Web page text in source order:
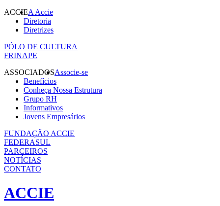
ACCIEA Accie
Diretoria
Diretrizes
PÓLO DE CULTURA
FRINAPE
ASSOCIADOSAssocie-se
Benefícios
Conheça Nossa Estrutura
Grupo RH
Informativos
Jovens Empresários
FUNDAÇÃO ACCIE
FEDERASUL
PARCEIROS
NOTÍCIAS
CONTATO
ACCIE